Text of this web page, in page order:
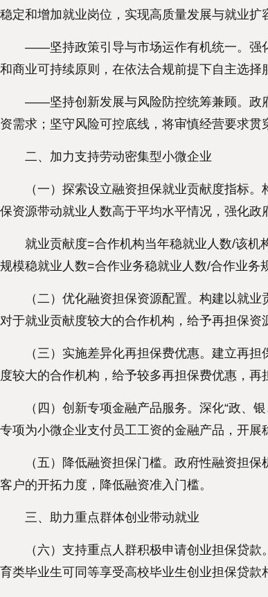
稳定和增加就业岗位，实现高质量发展与就业扩
——坚持政策引导与市场运作有机统一。强化
和商业可持续原则，在依法合规前提下自主选择
——坚持创新发展与风险防控统筹兼顾。政府
资需求；坚守风险可控底线，将审慎经营要求贯
二、加力支持劳动密集型小微企业
（一）探索设立融资担保就业贡献度指标。
保资源带动就业人数高于平均水平情况，强化
就业贡献度=合作机构当年稳就业人数/该机
规模稳就业人数=合作业务稳就业人数/合作业务
（二）优化融资担保资源配置。构建以就业
对于就业贡献度较大的合作机构，给予再担保资
（三）实施差异化再担保费优惠。建立再担
度较大的合作机构，给予较多再担保费优惠，再
（四）创新专项金融产品服务。深化“政、银
专项为小微企业支付员工工资的金融产品，开
（五）降低融资担保门槛。政府性融资担保
客户的开拓力度，降低融资准入门槛。
三、助力重点群体创业带动就业
（六）支持重点人群积极申请创业担保贷款
育类毕业生可同等享受高校毕业生创业担保贷款